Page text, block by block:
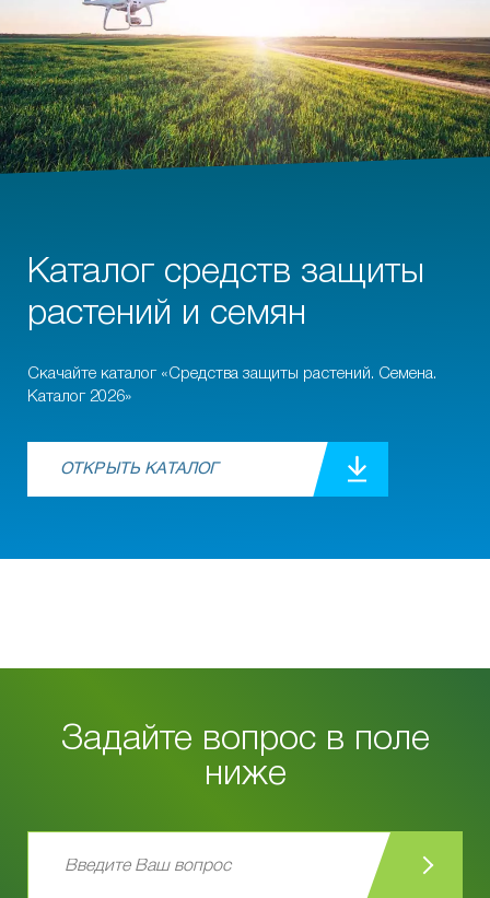
Каталог средств защиты
растений и семян
Скачайте каталог «Средства защиты растений. Семена.
Каталог 2026»
ОТКРЫТЬ КАТАЛОГ
Задайте вопрос в поле
ниже